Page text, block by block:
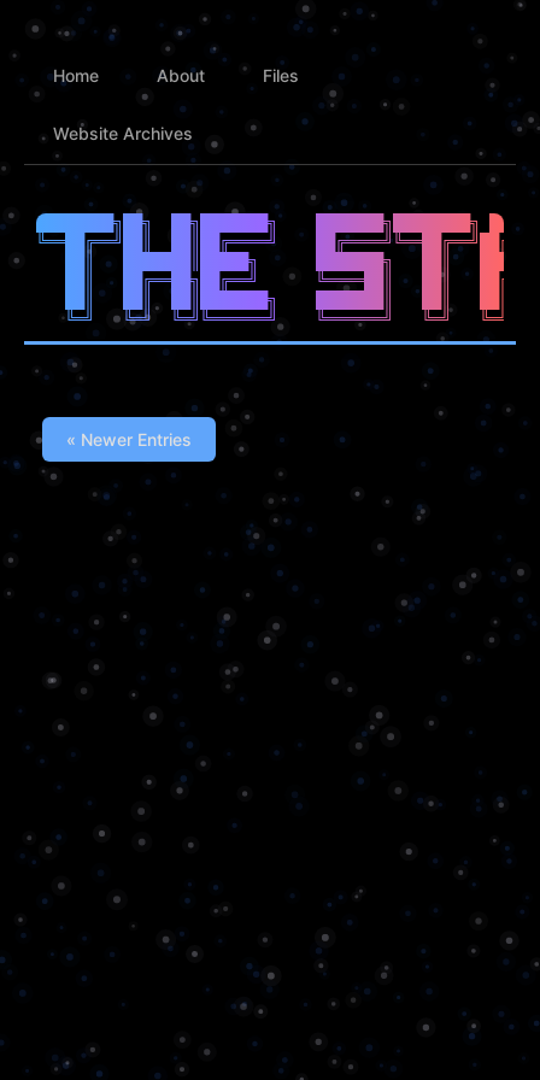
Home About Files
Website Archives
████████╗██╗  ██╗███████╗    ███████╗████████╗
╚══██╔══╝██║  ██║██╔════╝
██║   ███████║█████╗      ███████╗   ██║
██║   ██╔══██╗██╔══╝      ╚════██║   ██║
██║   ██║  ██║███████╗    ███████║   ██║   ██║
« Newer Entries